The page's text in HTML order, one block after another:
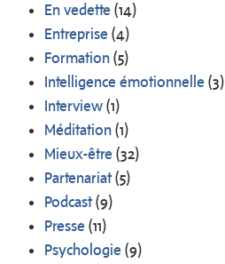
En vedette (14)
Entreprise (4)
Formation (5)
Intelligence émotionnelle (3)
Interview (1)
Méditation (1)
Mieux-être (32)
Partenariat(5)
Podcast(9)
Presse (11)
Psychologie (9)